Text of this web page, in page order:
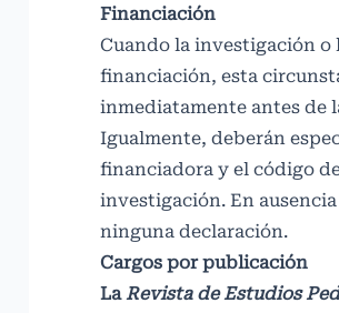
Financiación
Cuando la investigación
financiación, esta
inmediatamente antes de
Igualmente, deberán
financiadora y el código
investigación. En
ninguna declaración.
Cargos por publicación
LaRevista de Estudios